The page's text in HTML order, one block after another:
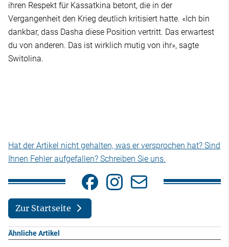
ihren Respekt für Kassatkina betont, die in der
Vergangenheit den Krieg deutlich kritisiert hatte. «Ich bin
dankbar, dass Dasha diese Position vertritt. Das erwartest
du von anderen. Das ist wirklich mutig von ihr», sagte
Switolina.
Hat der Artikel nicht gehalten, was er versprochen hat? Sind
Ihnen Fehler aufgefallen? Schreiben Sie uns.
Zur Startseite
Ähnliche Artikel